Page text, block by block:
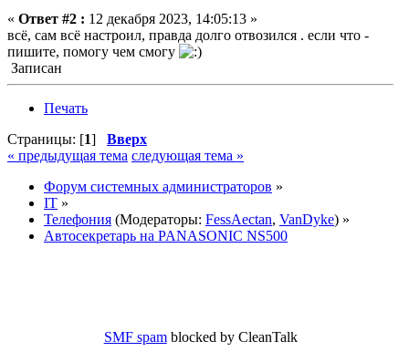
« Ответ #2 : 12 декабря 2023, 14:05:13 »
всё, сам всё настроил, правда долго отвозился . если что -
пишите, помогу чем смогу
Записан
Печать
Страницы: [1] Вверх
« предыдущая тема следующая тема »
Форум системных администраторов »
IT »
Телефония (Модераторы: FessAectan, VanDyke) »
Автосекретарь на PANASONIC NS500
SMF spamblocked by CleanTalk